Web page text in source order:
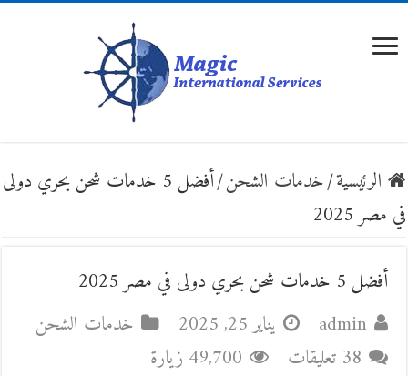
الرئيسية/خدمات الشحن/
أفضل 5 خدمات شحن بحري دولى
في مصر 2025
أفضل 5 خدمات شحن بحري دولى في مصر 2025
admin
يناير 25, 2025
خدمات الشحن
38 تعليقات
49,700 زيارة